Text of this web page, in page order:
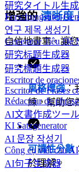
研究タイトル生
Forschungstitel-
연구 제목 생성기
Generator Tiêu Đề
研究标题生成器
研究標題生成器
Escritor de
Escritor de Frases
Rédacteur de
AI文書作成ツール
KI Satzgenerator
AI 문장 작성기
Công cụ viết câu AI
AI句子生成器
增強的清晰度
自信地書寫，讓
風格增強：
練，幫助您
可讀性分數
於理解。